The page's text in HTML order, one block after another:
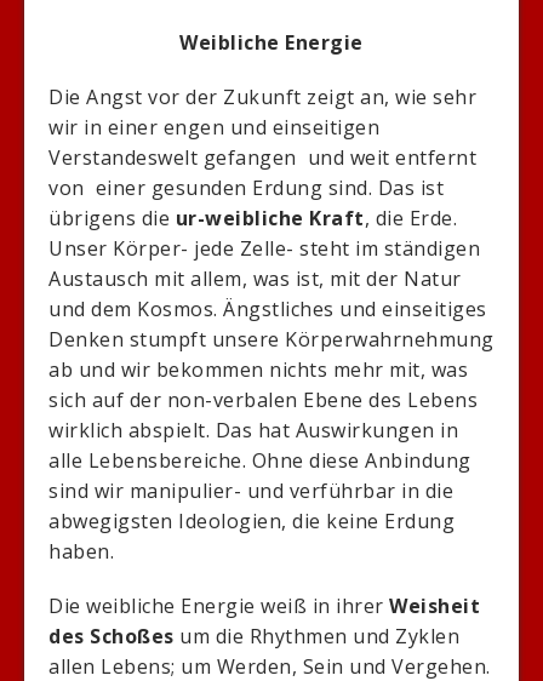
Weibliche Energie
Die Angst vor der Zukunft zeigt an, wie sehr
wir in einer engen und einseitigen
Verstandeswelt gefangen und weit entfernt
von einer gesunden Erdung sind. Das ist
übrigens die ur-weibliche Kraft, die Erde.
Unser Körper- jede Zelle- steht im ständigen
Austausch mit allem, was ist, mit der Natur
und dem Kosmos. Ängstliches und einseitiges
Denken stumpft unsere Körperwahrnehmung
ab und wir bekommen nichts mehr mit, was
sich auf der non-verbalen Ebene des Lebens
wirklich abspielt. Das hat Auswirkungen in
alle Lebensbereiche. Ohne diese Anbindung
sind wir manipulier- und verführbar in die
abwegigsten Ideologien, die keine Erdung
haben.
Die weibliche Energie weiß in ihrer Weisheit
des Schoßes um die Rhythmen und Zyklen
allen Lebens; um Werden, Sein und Vergehen.